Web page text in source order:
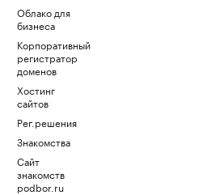
Облако для
бизнеса
Корпоративный
регистратор
доменов
Хостинг
сайтов
Рег.решения
Знакомства
Сайт
знакомств
podbor.ru